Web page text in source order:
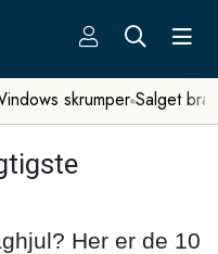
skrumper Salget
Her er de 10